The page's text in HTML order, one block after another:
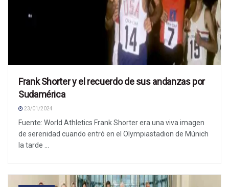
Frank Shorter y el recuerdo de sus andanzas por
Sudamérica
23/01/2024
Fuente: World Athletics Frank Shorter era una viva imagen
de serenidad cuando entró en el Olympiastadion de Múnich
la tarde ...